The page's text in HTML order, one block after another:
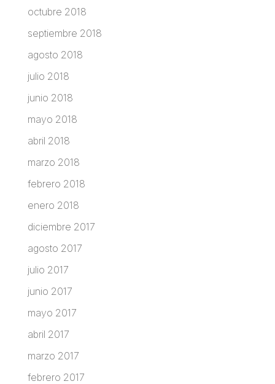
octubre 2018
septiembre 2018
agosto 2018
julio 2018
junio 2018
mayo 2018
abril 2018
marzo 2018
febrero 2018
enero 2018
diciembre 2017
agosto 2017
julio 2017
junio 2017
mayo 2017
abril 2017
marzo 2017
febrero 2017